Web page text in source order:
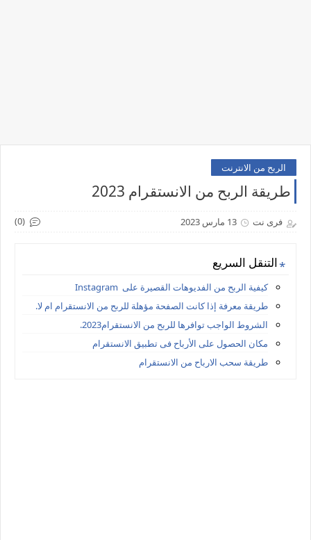
الربح من الانترنت
طريقة الربح من الانستقرام 2023
فرى نت 13 مارس 2023 (0)
التنقل السريع
كيفية الربح من الفديوهات القصيرة على Instagram
طريقة معرفة إذا كانت الصفحة مؤهلة للربح من الانستقرام ام لا.
الشروط الواجب توافرها للربح من الانستقرام2023.
مكان الحصول على الأرباح فى تطبيق الانستقرام
طريقة سحب الارباح من الانستقرام